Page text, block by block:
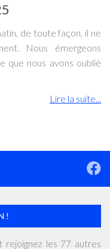
de toute façon, il ne
Nous émergeons
que nous avons oublié
Lire la suite...
!
rejoignez les 77 autres